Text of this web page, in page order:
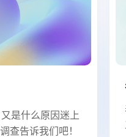
是什么原因迷上
查告诉我们吧！